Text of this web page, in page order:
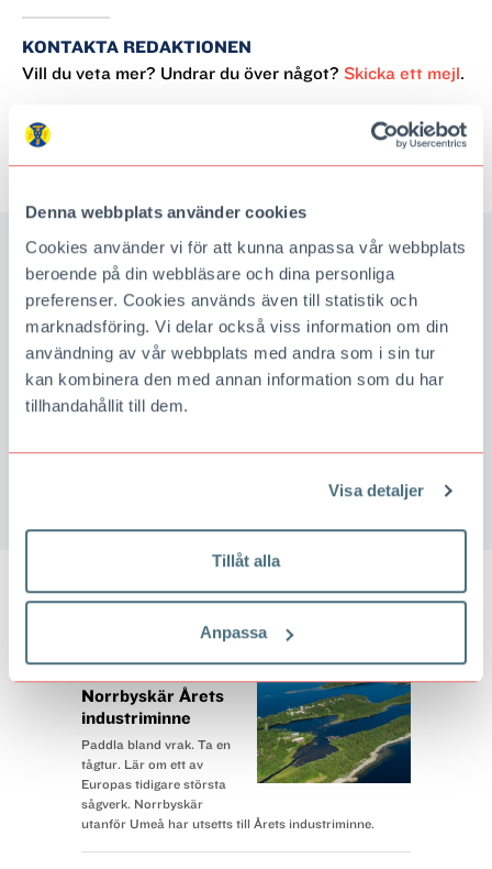
Denna webbplats använder cookies
Cookies använder vi för att kunna anpassa vår webbplats
beroende på din webbläsare och dina personliga
preferenser. Cookies används även till statistik och
marknadsföring. Vi delar också viss information om din
användning av vår webbplats med andra som i sin tur
kan kombinera den med annan information som du har
tillhandahållit till dem.
Visa detaljer
Tillåt alla
Anpassa
KONTAKTA REDAKTIONEN
Vill du veta mer? Undrar du över något? Skicka ett mejl.
Kom med som medlem
Som medlem i STF är du en del av arbetet att göra det
möjligt för fler att komma ut och upptäcka Sverige. Som
tack för att du är med och bidrar får du flera fina förmåner,
medlemspris på våra boenden.
Norrbyskär Årets
industriminne
Paddla bland vrak. Ta en
tågtur. Lär om ett av
Europas tidigare största
sågverk. Norrbyskär
utanför Umeå har utsetts till Årets industriminne.